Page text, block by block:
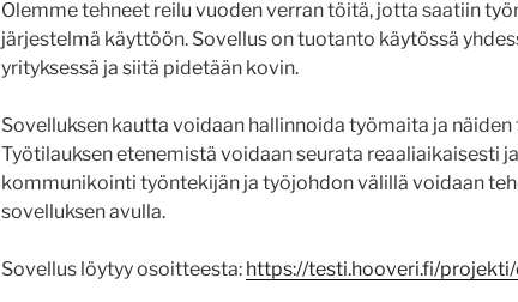
Olemme tehneet reilu vuoden verran töitä, jotta saatiin
järjestelmä käyttöön. Sovellus on tuotanto käytössä
yrityksessä ja siitä pidetään kovin.
Sovelluksen kautta voidaan hallinnoida työmaita ja näiden
Työtilauksen etenemistä voidaan seurata reaaliaikaisesti
kommunikointi työntekijän ja työjohdon välillä voidaan
sovelluksen avulla.
Sovellus löytyy osoitteesta: https://testi.hooveri.fi/